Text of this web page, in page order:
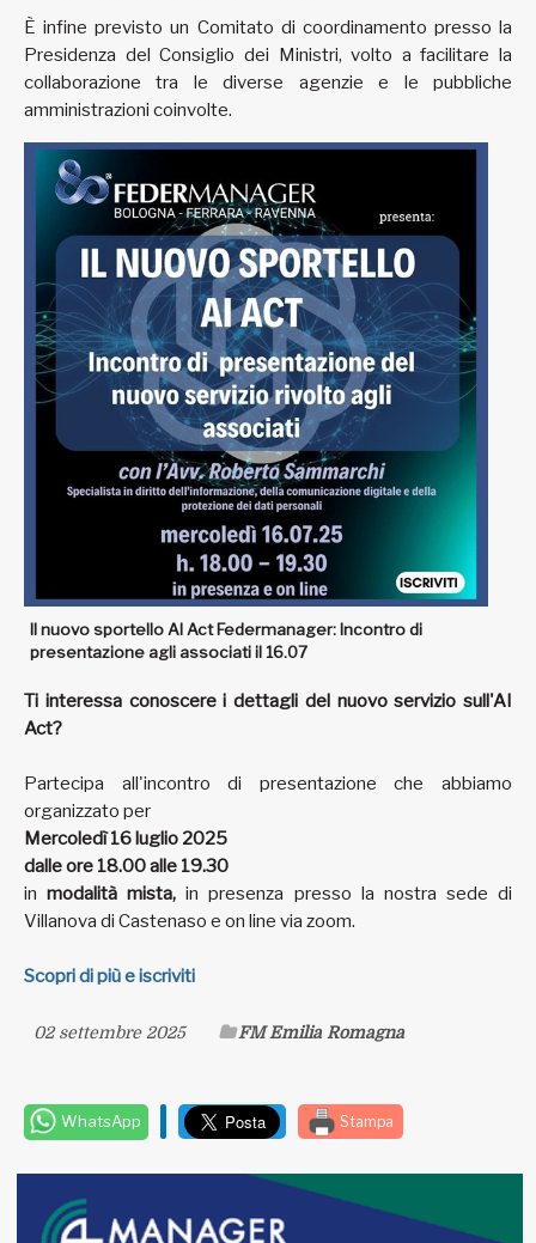
È infine previsto un Comitato di coordinamento presso la
Presidenza del Consiglio dei Ministri, volto a facilitare la
collaborazione tra le diverse agenzie e le pubbliche
amministrazioni coinvolte.
Il nuovo sportello AI Act Federmanager: Incontro di
presentazione agli associati il 16.07
Ti interessa conoscere i dettagli del nuovo servizio sull'AI
Act?
Partecipa all'incontro di presentazione che abbiamo
organizzato per
Mercoledì 16 luglio 2025
dalle ore 18.00 alle 19.30
inmodalità mista, in presenza presso la nostra sede di
Villanova di Castenaso e on line via zoom.
Scopri di più e iscriviti
02 settembre 2025 FM Emilia Romagna
WhatsApp Stampa